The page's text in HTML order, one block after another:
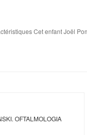
Cet enfant Joël
OFTALMOLOGIA